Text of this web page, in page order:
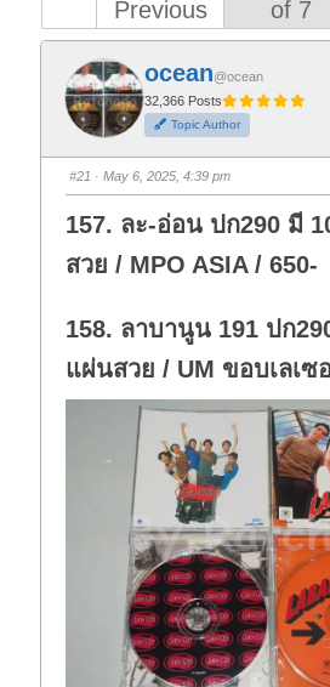
Previous
of 7
ocean@ocean
32,366 Posts
Topic Author
#21 · May 6, 2025, 4:39 pm
157. ละ-อ่อน ปก290 มี
สวย / MPO ASIA / 650-
158. ลาบานูน 191 ปก
แผ่นสวย / UM ขอบเลเซ